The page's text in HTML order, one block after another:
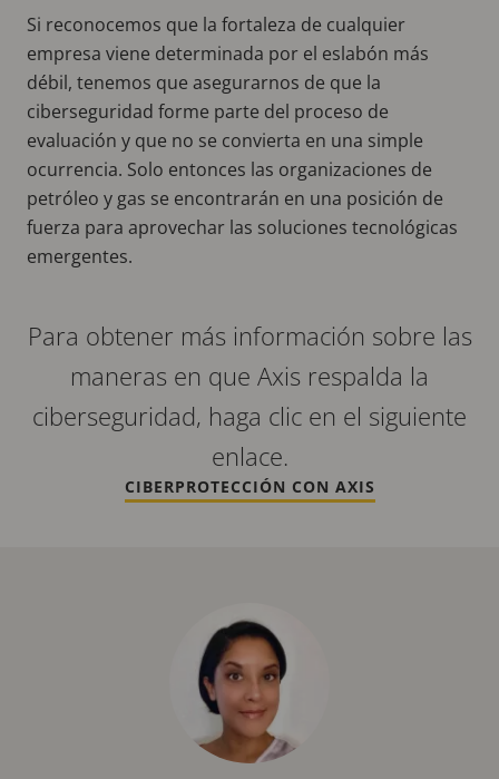
Si reconocemos que la fortaleza de cualquier
empresa viene determinada por el eslabón más
débil, tenemos que asegurarnos de que la
ciberseguridad forme parte del proceso de
evaluación y que no se convierta en una simple
ocurrencia. Solo entonces las organizaciones de
petróleo y gas se encontrarán en una posición de
fuerza para aprovechar las soluciones tecnológicas
emergentes.
Para obtener más información sobre las
maneras en que Axis respalda la
ciberseguridad, haga clic en el siguiente
enlace.
CIBERPROTECCIÓN CON AXIS